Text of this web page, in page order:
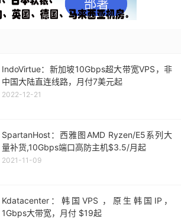
IndoVirtue：新加坡10Gbps超大带宽VPS，非
中国大陆直连线路，月付7美元起
2022-12-21
SpartanHost：西雅图AMD Ryzen/E5系列大
量补货,10Gbps端口高防主机$3.5/月起
2021-11-09
Kdatacenter：韩国VPS ，原生韩国IP，
1Gbps大带宽，月付 $19起